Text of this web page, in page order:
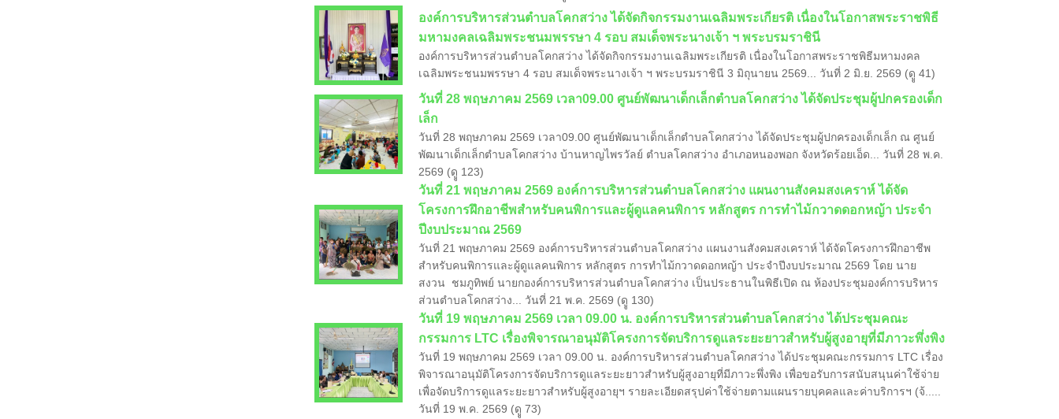
องค์การบริหารส่วนตำบลโคกสว่าง ได้จัดกิจกรรมงานเฉลิมพระเกียรติ เนื่องในโอกาสพระราชพิธี
มหามงคลเฉลิมพระชนมพรรษา 4 รอบ สมเด็จพระนางเจ้า ฯ พระบรมราชินี
องค์การบริหารส่วนตำบลโคกสว่าง ได้จัดกิจกรรมงานเฉลิมพระเกียรติ เนื่องในโอกาสพระราชพิธีมหามงคล
เฉลิมพระชนมพรรษา 4 รอบ สมเด็จพระนางเจ้า ฯ พระบรมราชินี 3 มิถุนายน 2569... วันที่ 2 มิ.ย. 2569 (ดูู 41)
วันที่ 28 พฤษภาคม 2569 เวลา09.00 ศูนย์พัฒนาเด็กเล็กตำบลโคกสว่าง ได้จัดประชุมผู้ปกครองเด็ก
เล็ก
วันที่ 28 พฤษภาคม 2569 เวลา09.00 ศูนย์พัฒนาเด็กเล็กตำบลโคกสว่าง ได้จัดประชุมผู้ปกครองเด็กเล็ก ณ ศูนย์
พัฒนาเด็กเล็กตำบลโคกสว่าง บ้านหาญไพรวัลย์ ตำบลโคกสว่าง อำเภอหนองพอก จังหวัดร้อยเอ็ด... วันที่ 28 พ.ค.
2569 (ดูู 123)
วันที่ 21 พฤษภาคม 2569 องค์การบริหารส่วนตำบลโคกสว่าง แผนงานสังคมสงเคราห์ ได้จัด
โครงการฝึกอาชีพสำหรับคนพิการและผู้ดูแลคนพิการ หลักสูตร การทำไม้กวาดดอกหญ้า ประจำ
ปีงบประมาณ 2569
วันที่ 21 พฤษภาคม 2569 องค์การบริหารส่วนตำบลโคกสว่าง แผนงานสังคมสงเคราห์ ได้จัดโครงการฝึกอาชีพ
สำหรับคนพิการและผู้ดูแลคนพิการ หลักสูตร การทำไม้กวาดดอกหญ้า ประจำปีงบประมาณ 2569 โดย นาย
สงวน ชมภูทิพย์ นายกองค์การบริหารส่วนตำบลโคกสว่าง เป็นประธานในพิธีเปิด ณ ห้องประชุมองค์การบริหาร
ส่วนตำบลโคกสว่าง... วันที่ 21 พ.ค. 2569 (ดูู 130)
​วันที่ 19 พฤษภาคม 2569 เวลา 09.00 น. องค์การบริหารส่วนตำบลโคกสว่าง ได้ประชุมคณะ
กรรมการ LTC เรื่องพิจารณาอนุมัติโครงการจัดบริการดูแลระยะยาวสำหรับผู้สูงอายุที่มีภาวะพึ่งพิง
วันที่ 19 พฤษภาคม 2569 เวลา 09.00 น. องค์การบริหารส่วนตำบลโคกสว่าง ได้ประชุมคณะกรรมการ LTC เรื่อง
พิจารณาอนุมัติโครงการจัดบริการดูแลระยะยาวสำหรับผู้สูงอายุที่มีภาวะพึ่งพิง เพื่อขอรับการสนับสนุนค่าใช้จ่าย
เพื่อจัดบริการดูแลระยะยาวสำหรับผู้สูงอายุฯ รายละเอียดสรุปค่าใช้จ่ายตามแผนรายบุคคลและค่าบริการฯ (จ้.....
วันที่ 19 พ.ค. 2569 (ดูู 73)